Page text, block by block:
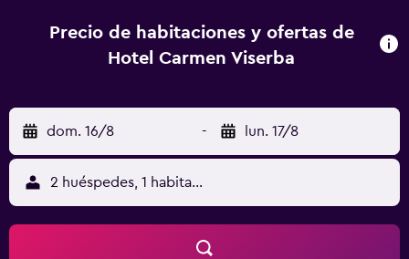
disponibles en Hotel Carmen Viserba. Fiabilandia está a 10
km del alojamiento, y Estación Marítima Bellaria Igea está a
Precio de habitaciones y ofertas de
Hotel Carmen Viserba
dom. 16/8 - lun. 17/8
2 huéspedes, 1 habitación